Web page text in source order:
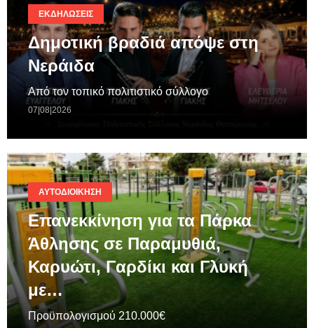
ΕΚΔΗΛΏΣΕΙΣ
Δημοτική βραδιά απόψε στη
Νεράιδα
Από τον τοπικό πολιτιστικό σύλλογο
07|08|2026
ΑΥΤΟΔΙΟΊΚΗΣΗ
Επανεκκίνηση για τα Πάρκα
Άθλησης σε Παραμυθιά,
Καρυώτι, Γαρδίκι και Γλυκή
με…
Προϋπολογισμού 210.000€